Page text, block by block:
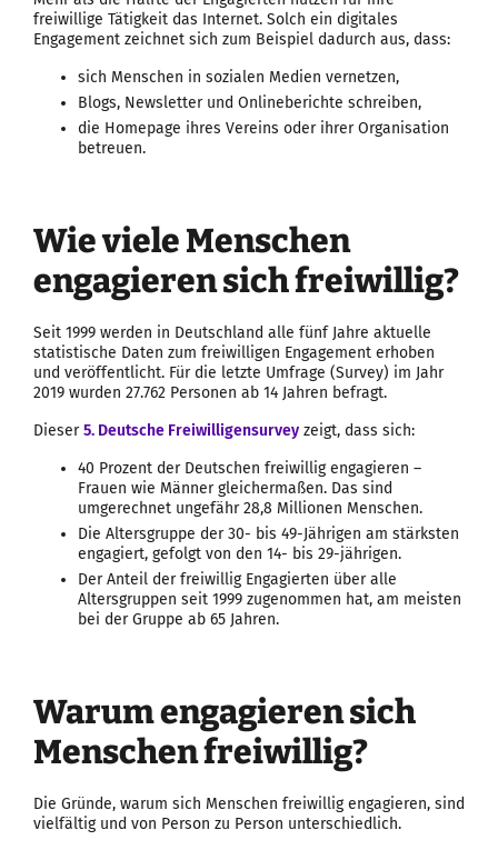
freiwillige Tätigkeit das Internet. Solch ein digitales
Engagement zeichnet sich zum Beispiel dadurch aus, dass:
sich Menschen in sozialen Medien vernetzen,
Blogs, Newsletter und Onlineberichte schreiben,
die Homepage ihres Vereins oder ihrer Organisation
betreuen.
Wie viele Menschen
engagieren sich freiwillig?
Seit 1999 werden in Deutschland alle fünf Jahre aktuelle
statistische Daten zum freiwilligen Engagement erhoben
und veröffentlicht. Für die letzte Umfrage (Survey) im Jahr
2019 wurden 27.762 Personen ab 14 Jahren befragt.
Dieser5. Deutsche Freiwilligensurvey zeigt, dass sich:
40 Prozent der Deutschen freiwillig engagieren –
Frauen wie Männer gleichermaßen. Das sind
umgerechnet ungefähr 28,8 Millionen Menschen.
Die Altersgruppe der 30- bis 49-Jährigen am stärksten
engagiert, gefolgt von den 14- bis 29-jährigen.
Der Anteil der freiwillig Engagierten über alle
Altersgruppen seit 1999 zugenommen hat, am meisten
bei der Gruppe ab 65 Jahren.
Warum engagieren sich
Menschen freiwillig?
Die Gründe, warum sich Menschen freiwillig engagieren, sind
vielfältig und von Person zu Person unterschiedlich.